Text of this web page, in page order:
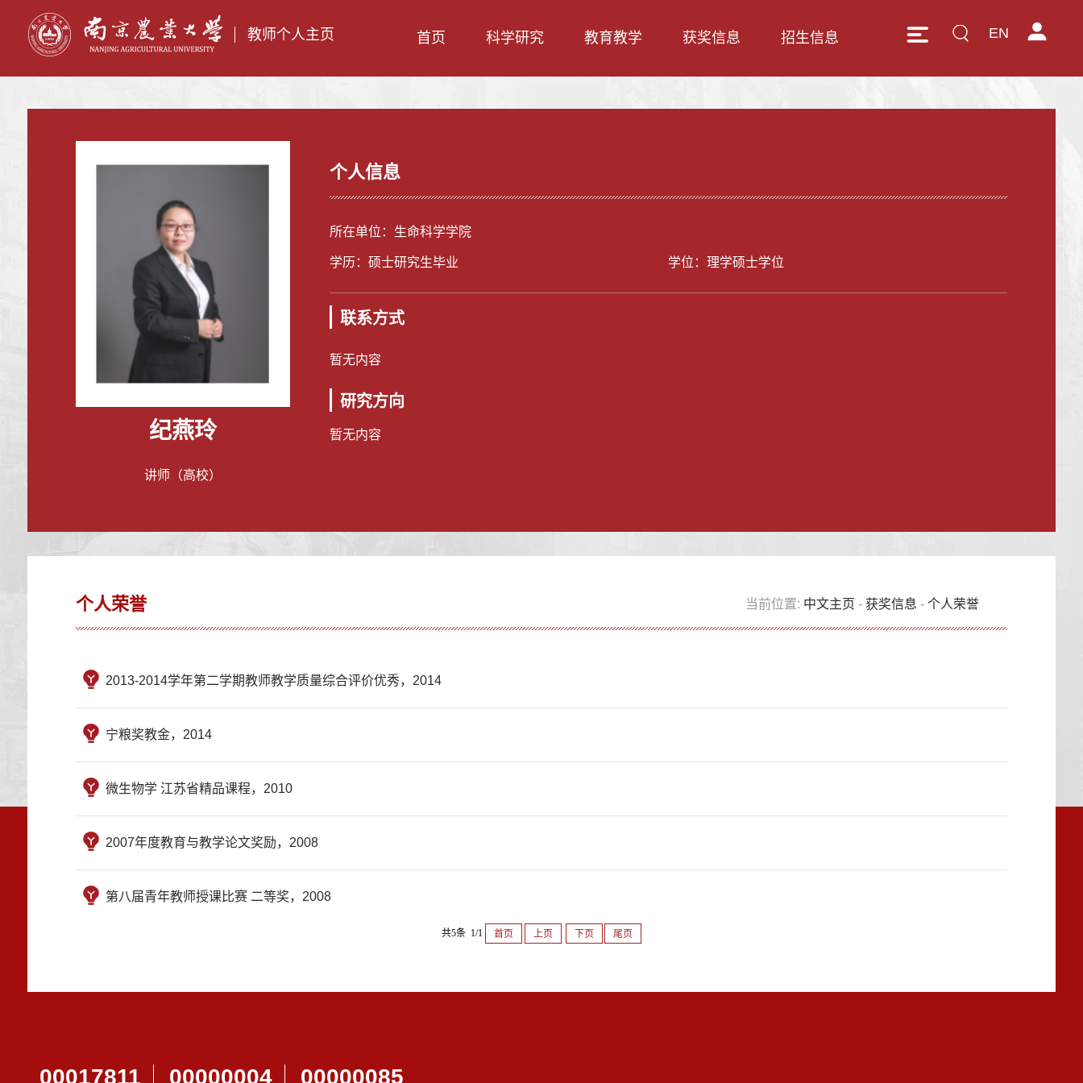
教师个人主页 EN
首页 科学研究 教育教学 获奖信息 招生信息
纪燕玲
讲师（高校）
个人信息
所在单位：生命科学学院
学历：硕士研究生毕业 学位：理学硕士学位
联系方式
暂无内容
研究方向
暂无内容
个人荣誉 当前位置: 中文主页 -获奖信息 -个人荣誉
2013-2014学年第二学期教师教学质量综合评价优秀，2014
宁粮奖教金，2014
微生物学 江苏省精品课程，2010
2007年度教育与教学论文奖励，2008
第八届青年教师授课比赛 二等奖，2008
共5条 1/1 首页 上页 下页 尾页
00017811 00000004 00000085